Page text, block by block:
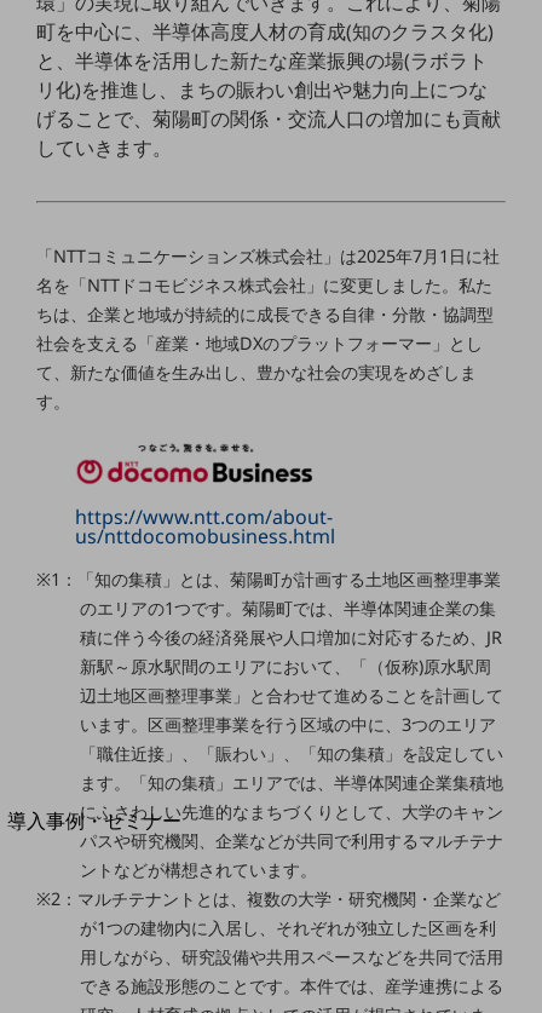
通信モジュール製品
衛星携帯電話
IOT完了済みメーカーブランド製品
料金
ケータイプラン
5Gデータプラス
データプラス
IoT向け回線料金
モバイルサービス
セキュリティ
運用保守・故障紛失サポート
回線・ネットワーク
別ウィンドウで開きます
サービスをご利用中のお客さま
導入事例・セミナー
導入事例TOP
最新の導入事例や注目の導入事例をご紹介します
開催・出展する各種セミナー、イベント情報をご紹介します
町を中心に、半導体高度人材の育成(知のクラスタ化)
と、半導体を活用した新たな産業振興の場(ラボラト
リ化)を推進し、まちの賑わい創出や魅力向上につな
げることで、菊陽町の関係・交流人口の増加にも貢献
していきます。
「NTTコミュニケーションズ株式会社」は2025年7月1日に社
名を「NTTドコモビジネス株式会社」に変更しました。私た
ちは、企業と地域が持続的に成長できる自律・分散・協調型
社会を支える「産業・地域DXのプラットフォーマー」とし
て、新たな価値を生み出し、豊かな社会の実現をめざしま
す。
https://www.ntt.com/about-
us/nttdocomobusiness.html
※1：「知の集積」とは、菊陽町が計画する土地区画整理事業
のエリアの1つです。菊陽町では、半導体関連企業の集
積に伴う今後の経済発展や人口増加に対応するため、JR
新駅～原水駅間のエリアにおいて、「（仮称)原水駅周
辺土地区画整理事業」と合わせて進めることを計画して
います。区画整理事業を行う区域の中に、3つのエリア
「職住近接」、「賑わい」、「知の集積」を設定してい
ます。「知の集積」エリアでは、半導体関連企業集積地
にふさわしい先進的なまちづくりとして、大学のキャン
パスや研究機関、企業などが共同で利用するマルチテナ
ントなどが構想されています。
※2：マルチテナントとは、複数の大学・研究機関・企業など
が1つの建物内に入居し、それぞれが独立した区画を利
用しながら、研究設備や共用スペースなどを共同で活用
できる施設形態のことです。本件では、産学連携による